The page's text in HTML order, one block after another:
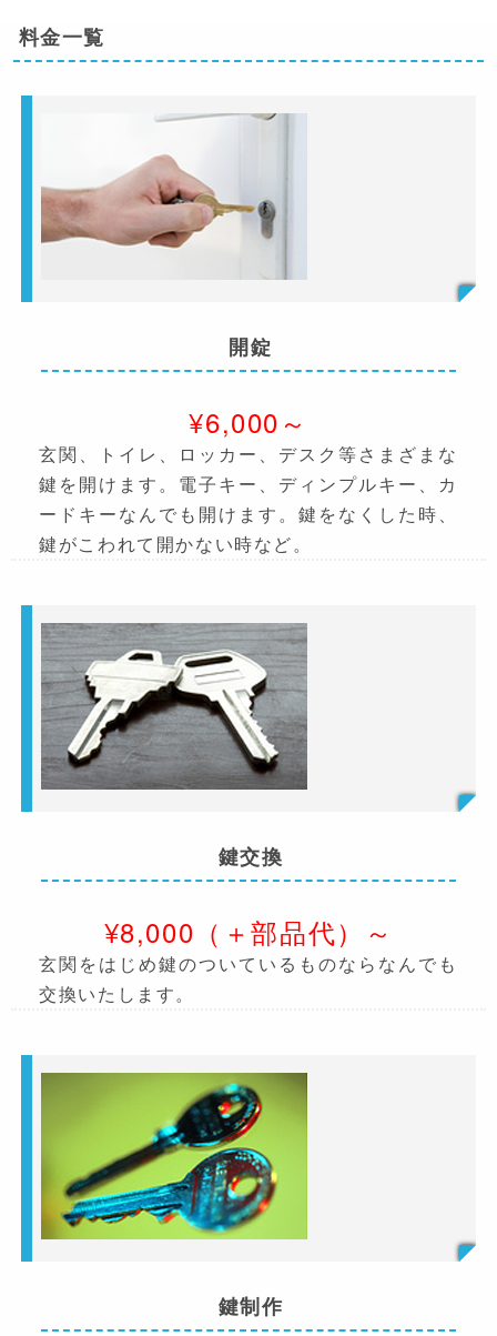
料金一覧
開錠
¥6,000～
玄関、トイレ、ロッカー、デスク等さまざまな
鍵を開けます。電子キー、ディンプルキー、カ
ードキーなんでも開けます。鍵をなくした時、
鍵がこわれて開かない時など。
鍵交換
¥8,000（＋部品代）～
玄関をはじめ鍵のついているものならなんでも
交換いたします。
鍵制作